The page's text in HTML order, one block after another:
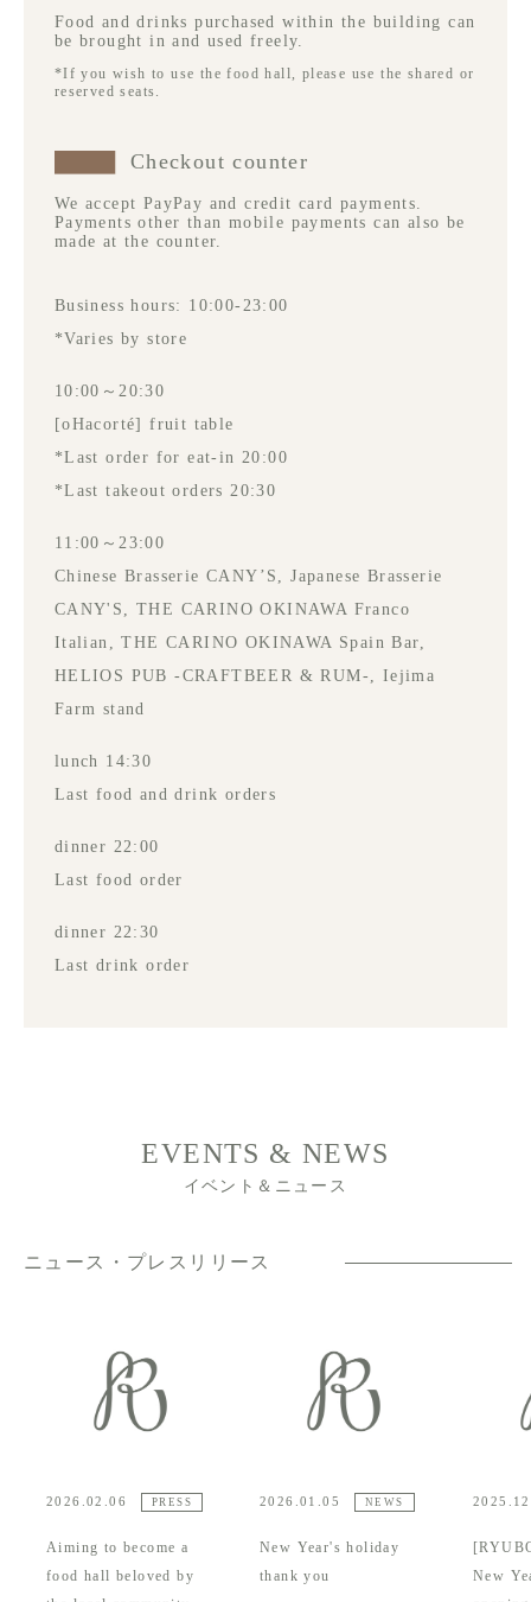
Food and drinks purchased within the building can
be brought in and used freely.
*If you wish to use the food hall, please use the shared or
reserved seats.
Checkout counter
We accept PayPay and credit card payments.
Payments other than mobile payments can also be
made at the counter.
Business hours: 10:00-23:00
*Varies by store
10:00～20:30
[oHacorté] fruit table
*Last order for eat-in 20:00
*Last takeout orders 20:30
11:00～23:00
Chinese Brasserie CANY’S, Japanese Brasserie
CANY'S, THE CARINO OKINAWA Franco
Italian, THE CARINO OKINAWA Spain Bar,
HELIOS PUB -CRAFTBEER & RUM-, Iejima
Farm stand
lunch 14:30
Last food and drink orders
dinner 22:00
Last food order
dinner 22:30
Last drink order
EVENTS & NEWS
イベント＆ニュース
ニュース・プレスリリース
2026.02.06 PRESS
Aiming to become a
food hall beloved by
2026.01.05 NEWS
New Year's holiday
thank you
New